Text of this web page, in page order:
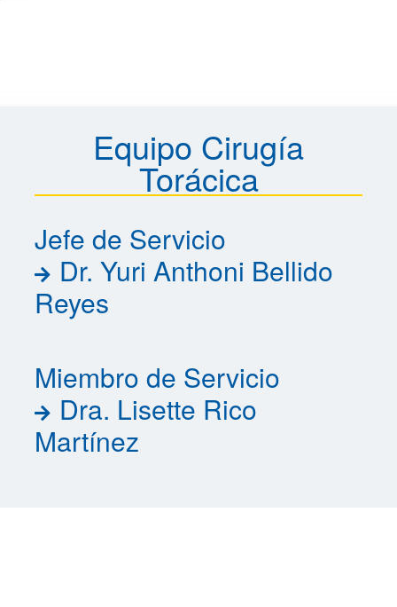
Equipo Cirugía
Torácica
Jefe de Servicio
Dr. Yuri Anthoni Bellido
Reyes
Miembro de Servicio
Dra. Lisette Rico
Martínez